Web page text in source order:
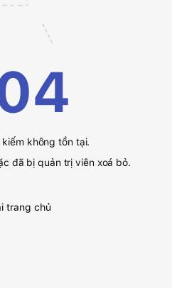
không tồn tại.
đã bị quản trị viên xoá bỏ.
trang chủ